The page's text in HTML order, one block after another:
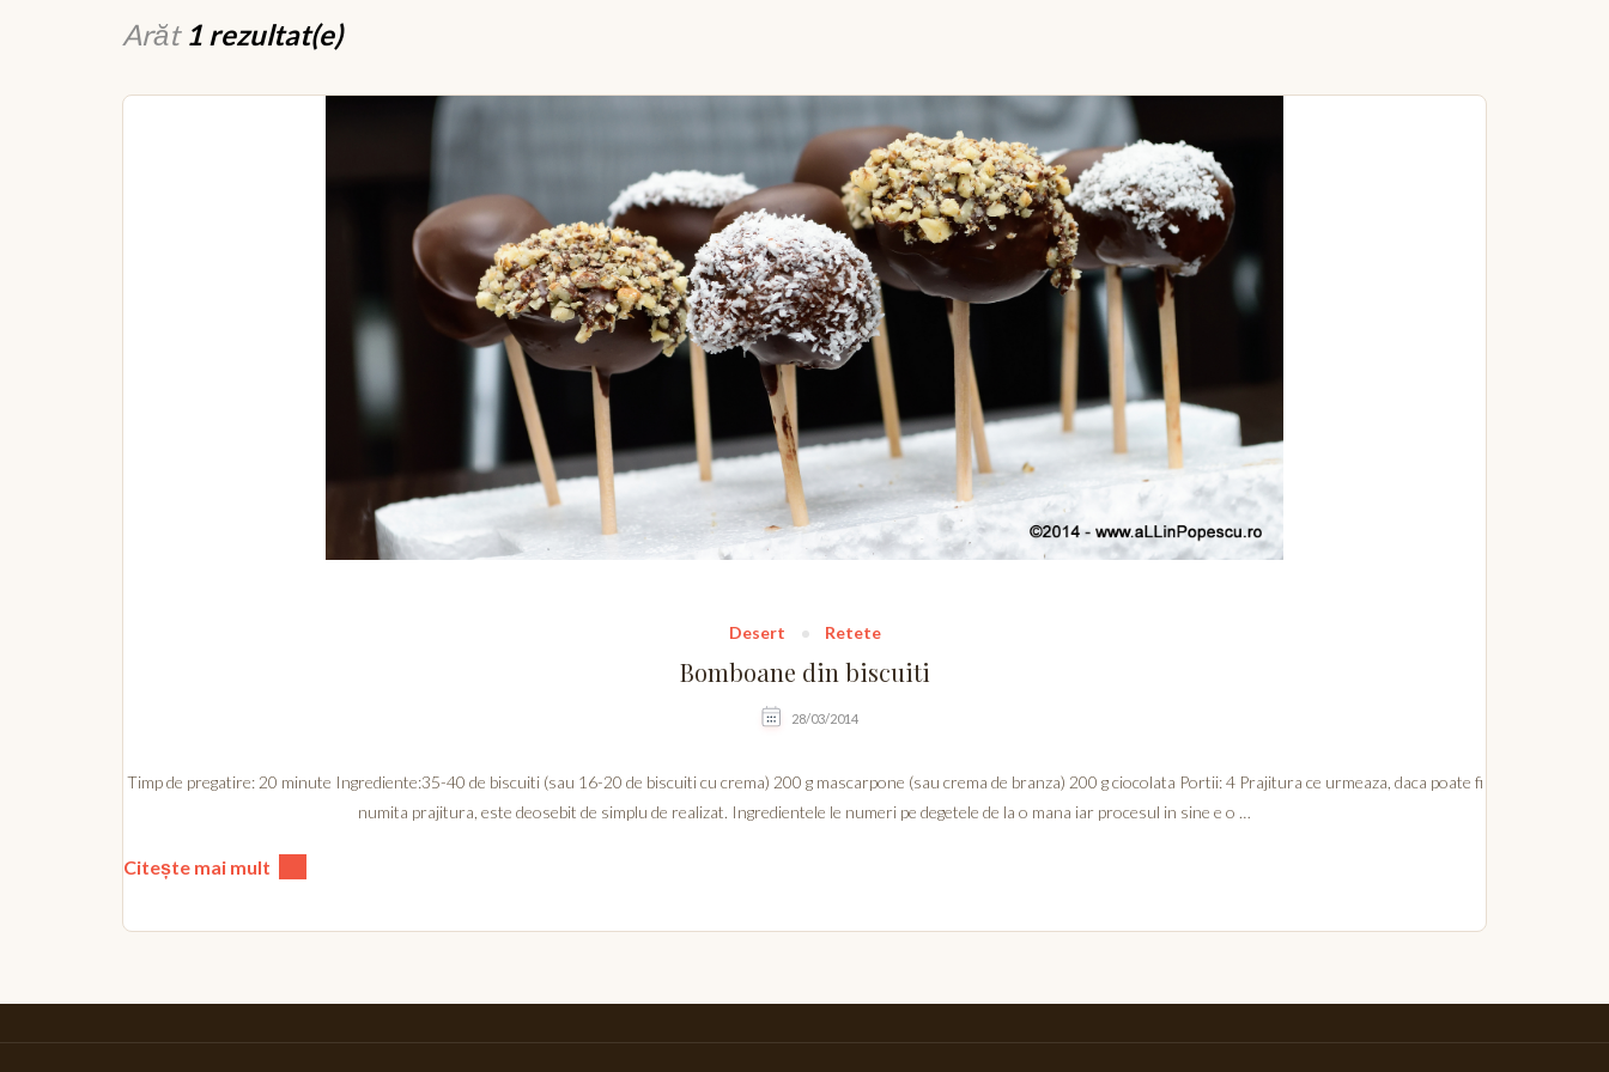
Arăt 1 rezultat(e)
Desert Retete
Bomboane din biscuiti
28/03/2014
Timp de pregatire: 20 minute Ingrediente:35-40 de biscuiti (sau 16-20 de biscuiti cu crema) 200 g mascarpone (sau crema de branza) 200 g ciocolata Portii: 4 Prajitura ce urmeaza, daca poate fi
numita prajitura, este deosebit de simplu de realizat. Ingredientele le numeri pe degetele de la o mana iar procesul in sine e o …
Citește mai mult